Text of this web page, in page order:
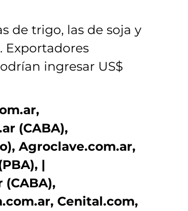
de trigo, las de soja y
Exportadores
ingresar US$
(CABA),
Agroclave.com.ar,
|
Cenital.com,